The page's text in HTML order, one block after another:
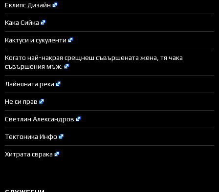
Еклипс Дизайн
Кака Сийка
Кактуси и сукуленти
Когато най-накрая срещнеш съвършената жена, тя чака
съвършения мъж.
Лайняната река
Не си прав
Светлин Александров
Тектоника Инфо
Хитрата сврака